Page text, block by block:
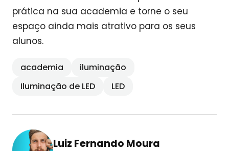
prática na sua academia e torne o seu
espaço ainda mais atrativo para os seus
alunos.
academia
iluminação
Iluminação de LED
LED
Luiz Fernando Moura